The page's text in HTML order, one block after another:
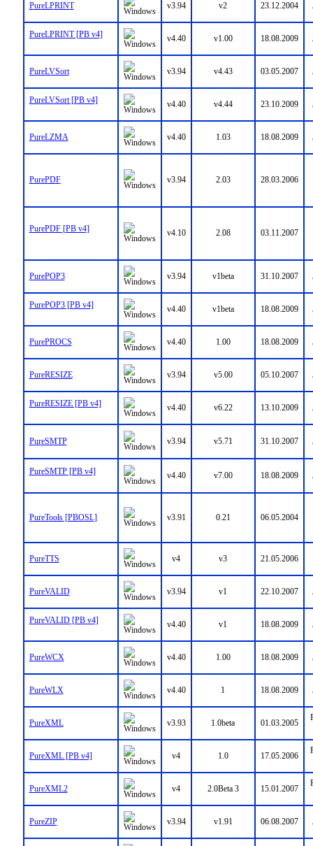
PureLPRINT v3.94 v2 23.12.2004
PureLPRINT [PB v4] v4.40 v1.00 18.08.2009
PureLVSort v3.94 v4.43 03.05.2007
PureLVSort [PB v4] v4.40 v4.44 23.10.2009
PureLZMA v4.40 1.03 18.08.2009
PurePDF v3.94 2.03 28.03.2006
PurePDF [PB v4] v4.10 2.08 03.11.2007
PurePOP3 v3.94 v1beta 31.10.2007
PurePOP3 [PB v4] v4.40 v1beta 18.08.2009
PurePROCS v4.40 1.00 18.08.2009
PureRESIZE v3.94 v5.00 05.10.2007
PureRESIZE [PB v4] v4.40 v6.22 13.10.2009
PureSMTP v3.94 v5.71 31.10.2007
PureSMTP [PB v4] v4.40 v7.00 18.08.2009
PureTools [PBOSL] v3.91 0.21 06.05.2004
PureTTS v4 v3 21.05.2006
PureVALID v3.94 v1 22.10.2007
PureVALID [PB v4] v4.40 v1 18.08.2009
PureWCX v4.40 1.00 18.08.2009
PureWLX v4.40 1 18.08.2009
PureXML v3.93 1.0beta 01.03.2005
PureXML [PB v4] v4 1.0 17.05.2006
PureXML2 v4 2.0Beta 3 15.01.2007
PureZIP v3.94 v1.91 06.08.2007